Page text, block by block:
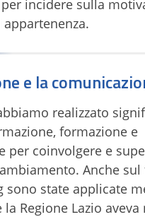
incidere sulla
e la
realizzato
formazione e
per coinvolgere e
Anche
sono state applicate
Regione Lazio aveva